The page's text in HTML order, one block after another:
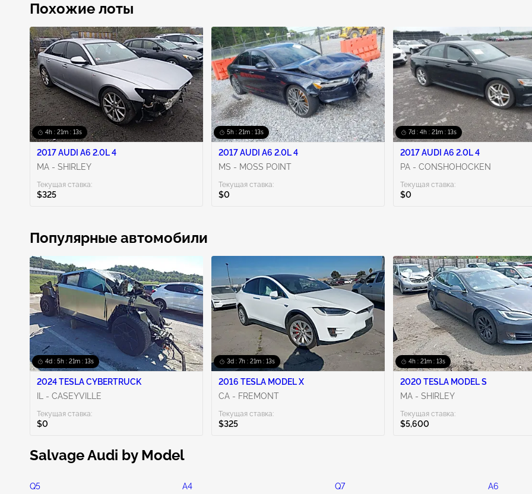
Похожие лоты
4h : 21m : 11s
2017 AUDI A6 2.0L 4
MA - SHIRLEY
Текущая ставка:
$325
5h : 21m : 11s
2017 AUDI A6 2.0L 4
MS - MOSS POINT
Текущая ставка:
$0
7d : 4h : 21m : 11s
2017 AUDI A6 2.0L 4
PA - CONSHOHOCKEN
Текущая ставка:
$0
Популярные автомобили
4d : 5h : 21m : 11s
2024 TESLA CYBERTRUCK
IL - CASEYVILLE
Текущая ставка:
$0
3d : 7h : 21m : 11s
2016 TESLA MODEL X
CA - FREMONT
Текущая ставка:
$325
4h : 21m : 11s
2020 TESLA MODEL S
MA - SHIRLEY
Текущая ставка:
$5,600
Salvage Audi by Model
Q5 A4 Q7 A6